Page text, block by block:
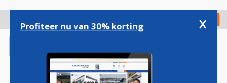
gaan
Check in
Profiteer nu van 30% korting x